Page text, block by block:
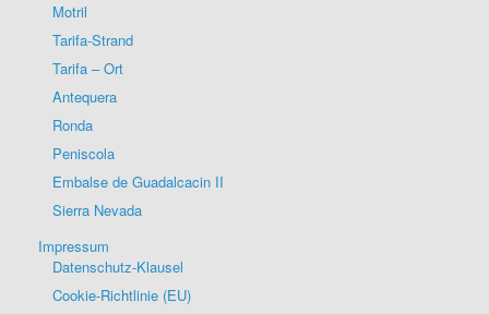
Motril
Tarifa-Strand
Tarifa – Ort
Antequera
Ronda
Peniscola
Embalse de Guadalcacin II
Sierra Nevada
Impressum
Datenschutz-Klausel
Cookie-Richtlinie (EU)